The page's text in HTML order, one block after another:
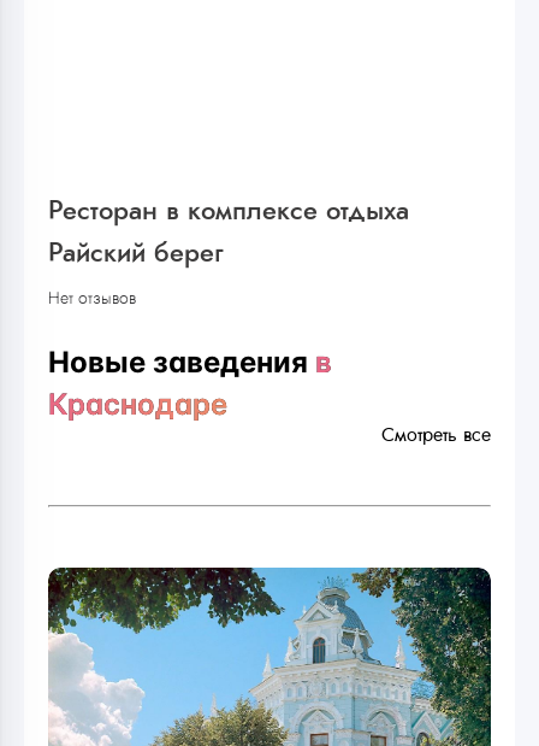
Ресторан в комплексе отдыха
Райский берег
Нет отзывов
Новые заведения в
Краснодаре
Смотреть все